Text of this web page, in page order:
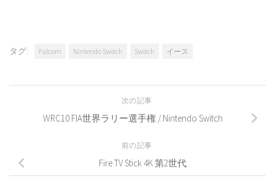
タグ: Falcom Nintendo Switch Switch イース
次の記事
WRC10 FIA世界ラリー選手権 / Nintendo Switch
前の記事
Fire TV Stick 4K 第2世代